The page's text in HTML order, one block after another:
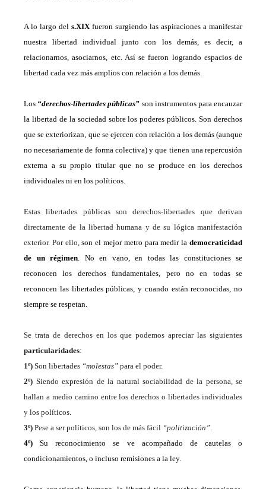
Alo largo del s.XIX fueron surgiendo las aspiraciones a manifestar
nuestra libertad individual junto con los demás, es decir, a
relacionarnos, asociarnos, etc. Así se fueron logrando espacios de
libertad cada vez más amplios con relación a los demás.
Los “derechos-libertades públicas” son instrumentos para encauzar
la libertad de la sociedad sobre los poderes públicos.Son derechos
que se exteriorizan, que se ejercen con relación a los demás (aunque
no necesariamente de forma colectiva)yque tienen una repercusión
externa a su propio titular que no se produce en los derechos
individuales ni en los políticos.
Estaslibertades públicas son derechos-libertades que derivan
directamente de la libertad humana y de su lógica manifestación
exterior. Por ello,son el mejor metro para medir lademocraticidad
de un régimen. No en vano, en todas las constituciones se
reconocen los derechos fundamentales, pero no en todas se
reconocen las libertades públicas, y cuando están reconocidas, no
siempre se respetan.
Se trata de derechos en los que podemos apreciar las siguientes
particularidades:
1º) Son libertades “molestas” para el poder.
2º) Siendo expresión de la natural sociabilidad de la persona, se
hallan a medio camino entre los derechos o libertades individuales
y los políticos.
3º) Pese a ser políticos, son los de más fácil “politización”.
4º)Su reconocimiento se ve acompañado de cautelas o
condicionamientos, o incluso remisiones a la ley.